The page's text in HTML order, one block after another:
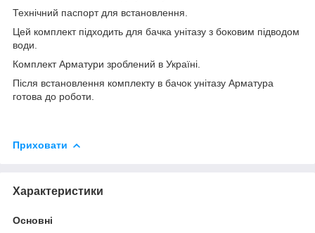
Технічний паспорт для встановлення.
Цей комплект підходить для бачка унітазу з боковим підводом
води.
Комплект Арматури зроблений в Україні.
Після встановлення комплекту в бачок унітазу Арматура
готова до роботи.
Приховати
Характеристики
Основні